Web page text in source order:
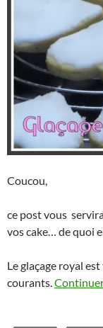
Coucou,
ce post vous
vos cake… de quoi
Le glaçage royal
courants.